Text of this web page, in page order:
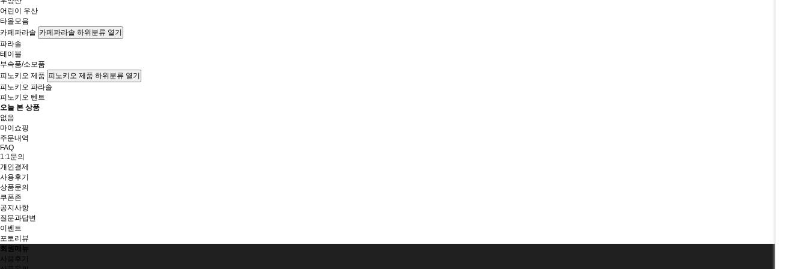
어린이 우산
타올모음
카페파라솔 카페파라솔 하위분류 열기
파라솔
테이블
부속품/소모품
피노키오 제품 피노키오 제품 하위분류 열기
피노키오 파라솔
피노키오 텐트
오늘 본 상품
없음
마이쇼핑
주문내역
FAQ
1:1문의
개인결제
사용후기
상품문의
쿠폰존
공지사항
질문과답변
이벤트
포토리뷰
회원메뉴
사용후기